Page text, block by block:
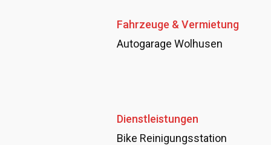
Fahrzeuge & Vermietung
Autogarage Wolhusen
Dienstleistungen
Bike Reinigungsstation